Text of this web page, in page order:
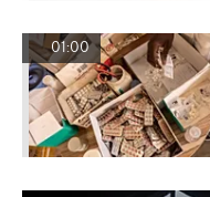
01:00